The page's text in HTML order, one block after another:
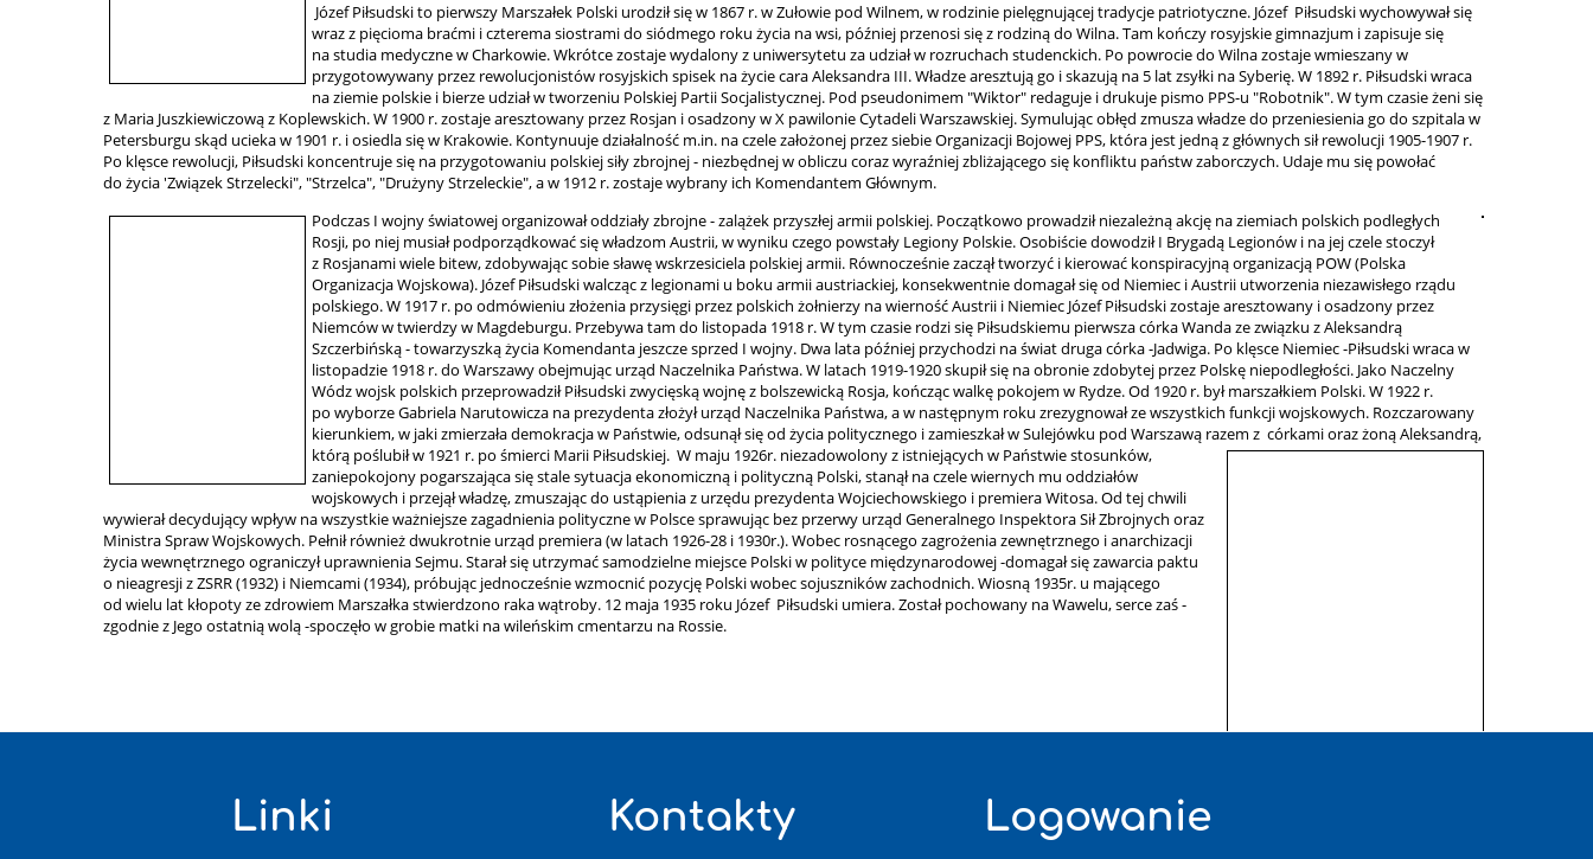
Józef Piłsudski to pierwszy Marszałek Polski urodził się w 1867 r. w Zułowie pod Wilnem, w rodzinie pielęgnującej tradycje patriotyczne. Józef Piłsudski wychowywał się
wraz z pięcioma braćmi i czterema siostrami do siódmego roku życia na wsi, później przenosi się z rodziną do Wilna. Tam kończy rosyjskie gimnazjum i zapisuje się
na studia medyczne w Charkowie. Wkrótce zostaje wydalony z uniwersytetu za udział w rozruchach studenckich. Po powrocie do Wilna zostaje wmieszany w
przygotowywany przez rewolucjonistów rosyjskich spisek na życie cara Aleksandra III. Władze aresztują go i skazują na 5 lat zsyłki na Syberię. W 1892 r. Piłsudski wraca
na ziemie polskie i bierze udział w tworzeniu Polskiej Partii Socjalistycznej. Pod pseudonimem "Wiktor" redaguje i drukuje pismo PPS-u "Robotnik". W tym czasie żeni się
z Maria Juszkiewiczową z Koplewskich. W 1900 r. zostaje aresztowany przez Rosjan i osadzony w X pawilonie Cytadeli Warszawskiej. Symulując obłęd zmusza władze do przeniesienia go do szpitala w
Petersburgu skąd ucieka w 1901 r. i osiedla się w Krakowie. Kontynuuje działalność m.in. na czele założonej przez siebie Organizacji Bojowej PPS, która jest jedną z głównych sił rewolucji 1905-1907 r.
Po klęsce rewolucji, Piłsudski koncentruje się na przygotowaniu polskiej siły zbrojnej - niezbędnej w obliczu coraz wyraźniej zbliżającego się konfliktu państw zaborczych. Udaje mu się powołać
do życia 'Związek Strzelecki", "Strzelca", "Drużyny Strzeleckie", a w 1912 r. zostaje wybrany ich Komendantem Głównym.
Podczas I wojny światowej organizował oddziały zbrojne - zalążek przyszłej armii polskiej. Początkowo prowadził niezależną akcję na ziemiach polskich podległych
Rosji, po niej musiał podporządkować się władzom Austrii, w wyniku czego powstały Legiony Polskie. Osobiście dowodził I Brygadą Legionów i na jej czele stoczył
z Rosjanami wiele bitew, zdobywając sobie sławę wskrzesiciela polskiej armii. Równocześnie zaczął tworzyć i kierować konspiracyjną organizacją POW (Polska
Organizacja Wojskowa). Józef Piłsudski walcząc z legionami u boku armii austriackiej, konsekwentnie domagał się od Niemiec i Austrii utworzenia niezawisłego rządu
polskiego. W 1917 r. po odmówieniu złożenia przysięgi przez polskich żołnierzy na wierność Austrii i Niemiec Józef Piłsudski zostaje aresztowany i osadzony przez
Niemców w twierdzy w Magdeburgu. Przebywa tam do listopada 1918 r. W tym czasie rodzi się Piłsudskiemu pierwsza córka Wanda ze związku z Aleksandrą
Szczerbińską - towarzyszką życia Komendanta jeszcze sprzed I wojny. Dwa lata później przychodzi na świat druga córka -Jadwiga. Po klęsce Niemiec -Piłsudski wraca w
listopadzie 1918 r. do Warszawy obejmując urząd Naczelnika Państwa. W latach 1919-1920 skupił się na obronie zdobytej przez Polskę niepodległości. Jako Naczelny
Wódz wojsk polskich przeprowadził Piłsudski zwycięską wojnę z bolszewicką Rosja, kończąc walkę pokojem w Rydze. Od 1920 r. był marszałkiem Polski. W 1922 r.
po wyborze Gabriela Narutowicza na prezydenta złożył urząd Naczelnika Państwa, a w następnym roku zrezygnował ze wszystkich funkcji wojskowych. Rozczarowany
kierunkiem, w jaki zmierzała demokracja w Państwie, odsunął się od życia politycznego i zamieszkał w Sulejówku pod Warszawą razem z córkami oraz żoną Aleksandrą,
którą poślubiłw 1921 r. po śmierci Marii Piłsudskiej. W maju 1926r. niezadowolony z istniejących w Państwie stosunków,
zaniepokojony pogarszająca się stale sytuacja ekonomiczną i polityczną Polski, stanął na czele wiernych mu oddziałów
wojskowych i przejął władzę, zmuszając do ustąpienia z urzędu prezydenta Wojciechowskiego i premiera Witosa. Od tej chwili
wywierał decydujący wpływ na wszystkie ważniejsze zagadnienia polityczne w Polsce sprawując bez przerwy urząd Generalnego Inspektora Sił Zbrojnych oraz
Ministra Spraw Wojskowych. Pełnił również dwukrotnie urząd premiera (w latach 1926-28 i 1930r.). Wobec rosnącego zagrożenia zewnętrznego i anarchizacji
życia wewnętrznego ograniczył uprawnienia Sejmu. Starał się utrzymać samodzielne miejsce Polski w polityce międzynarodowej -domagał się zawarcia paktu
o nieagresji z ZSRR (1932) i Niemcami (1934), próbując jednocześnie wzmocnić pozycję Polski wobec sojuszników zachodnich. Wiosną 1935r. u mającego
od wielu lat kłopoty ze zdrowiem Marszałka stwierdzono raka wątroby. 12 maja 1935 roku Józef Piłsudski umiera. Został pochowany na Wawelu, serce zaś -
zgodnie z Jego ostatnią wolą -spoczęło w grobie matki na wileńskim cmentarzu na Rossie.
Linki Kontakty Logowanie